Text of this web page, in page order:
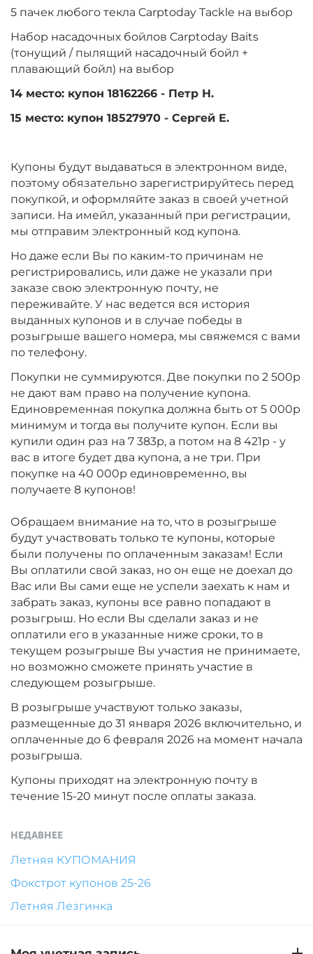
5 пачек любого текла Carptoday Tackle на выбор
Набор насадочных бойлов Carptoday Baits
(тонущий / пылящий насадочный бойл +
плавающий бойл) на выбор
14 место: купон 18162266 - Петр Н.
15 место: купон 18527970 - Сергей Е.
Купоны будут выдаваться в электронном виде,
поэтому обязательно зарегистрируйтесь перед
покупкой, и оформляйте заказ в своей учетной
записи. На имейл, указанный при регистрации,
мы отправим электронный код купона.
Но даже если Вы по каким-то причинам не
регистрировались, или даже не указали при
заказе свою электронную почту, не
переживайте. У нас ведется вся история
выданных купонов и в случае победы в
розыгрыше вашего номера, мы свяжемся с вами
по телефону.
Покупки не суммируются. Две покупки по 2 500р
не дают вам право на получение купона.
Единовременная покупка должна быть от 5 000р
минимум и тогда вы получите купон. Если вы
купили один раз на 7 383р, а потом на 8 421р - у
вас в итоге будет два купона, а не три. При
покупке на 40 000р единовременно, вы
получаете 8 купонов!
Обращаем внимание на то, что в розыгрыше
будут участвовать только те купоны, которые
были получены по оплаченным заказам! Если
Вы оплатили свой заказ, но он еще не доехал до
Вас или Вы сами еще не успели заехать к нам и
забрать заказ, купоны все равно попадают в
розыгрыш. Но если Вы сделали заказ и не
оплатили его в указанные ниже сроки, то в
текущем розыгрыше Вы участия не принимаете,
но возможно сможете принять участие в
следующем розыгрыше.
В розыгрыше участвуют только заказы,
размещенные до 31 января 2026 включительно, и
оплаченные до 6 февраля 2026 на момент начала
розыгрыша.
Купоны приходят на электронную почту в
течение 15-20 минут после оплаты заказа.
НЕДАВНЕЕ
Летняя КУПОМАНИЯ
Фокстрот купонов 25-26
Летняя Лезгинка